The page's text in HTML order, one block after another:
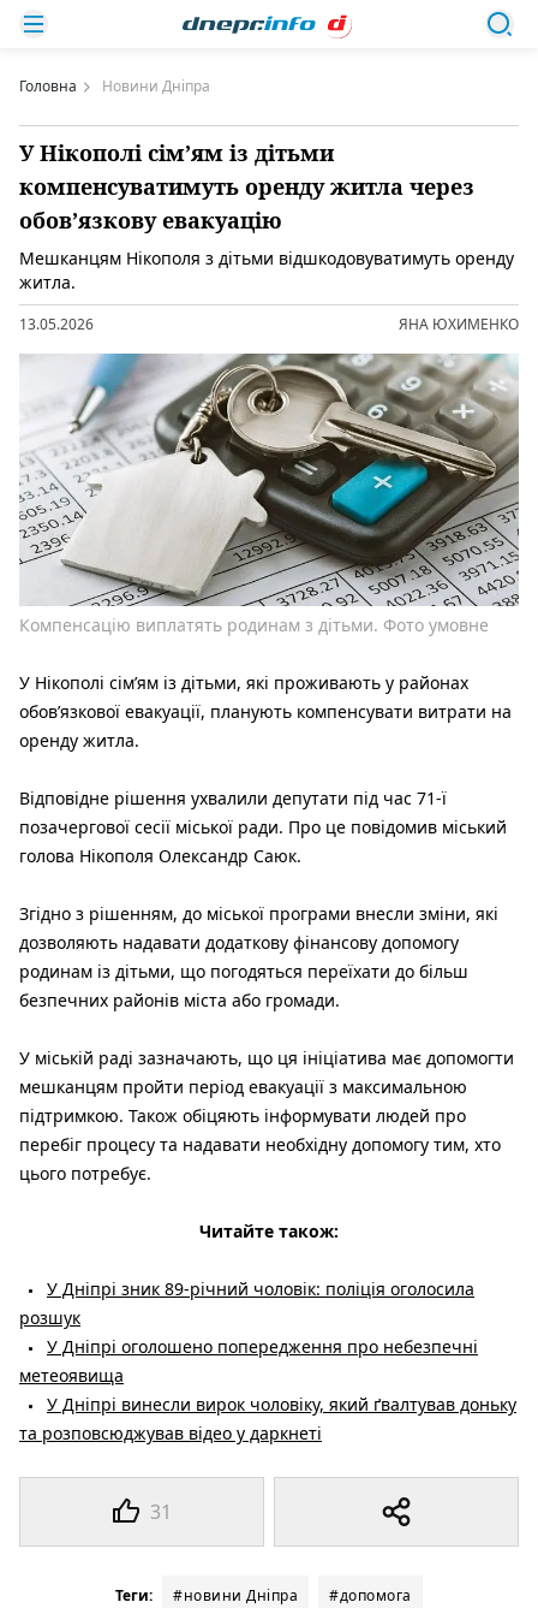
Головна Новини Дніпра
У Нікополі сім’ям із дітьми
компенсуватимуть оренду житла через
обов’язкову евакуацію
Мешканцям Нікополя з дітьми відшкодовуватимуть оренду
житла.
13.05.2026 ЯНА ЮХИМЕНКО
31
Компенсацію виплатять родинам з дітьми. Фото умовне
У Нікополі сім’ям із дітьми, які проживають у районах
обов’язкової евакуації, планують компенсувати витрати на
оренду житла.
Відповідне рішення ухвалили депутати під час 71-ї
позачергової сесії міської ради. Про це повідомив міський
голова Нікополя Олександр Саюк.
Згідно з рішенням, до міської програми внесли зміни, які
дозволяють надавати додаткову фінансову допомогу
родинам із дітьми, що погодяться переїхати до більш
безпечних районів міста або громади.
У міській раді зазначають, що ця ініціатива має допомогти
мешканцям пройти період евакуації з максимальною
підтримкою. Також обіцяють інформувати людей про
перебіг процесу та надавати необхідну допомогу тим, хто
цього потребує.
Читайте також:
У Дніпрі зник 89-річний чоловік: поліція оголосила
розшук
У Дніпрі оголошено попередження про небезпечні
метеоявища
У Дніпрі винесли вирок чоловіку, який ґвалтував доньку
та розповсюджував відео у даркнеті
Теги: #новини Дніпра #допомога